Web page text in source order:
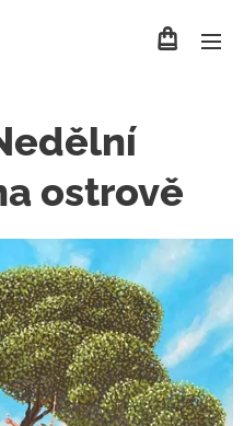
ostrově